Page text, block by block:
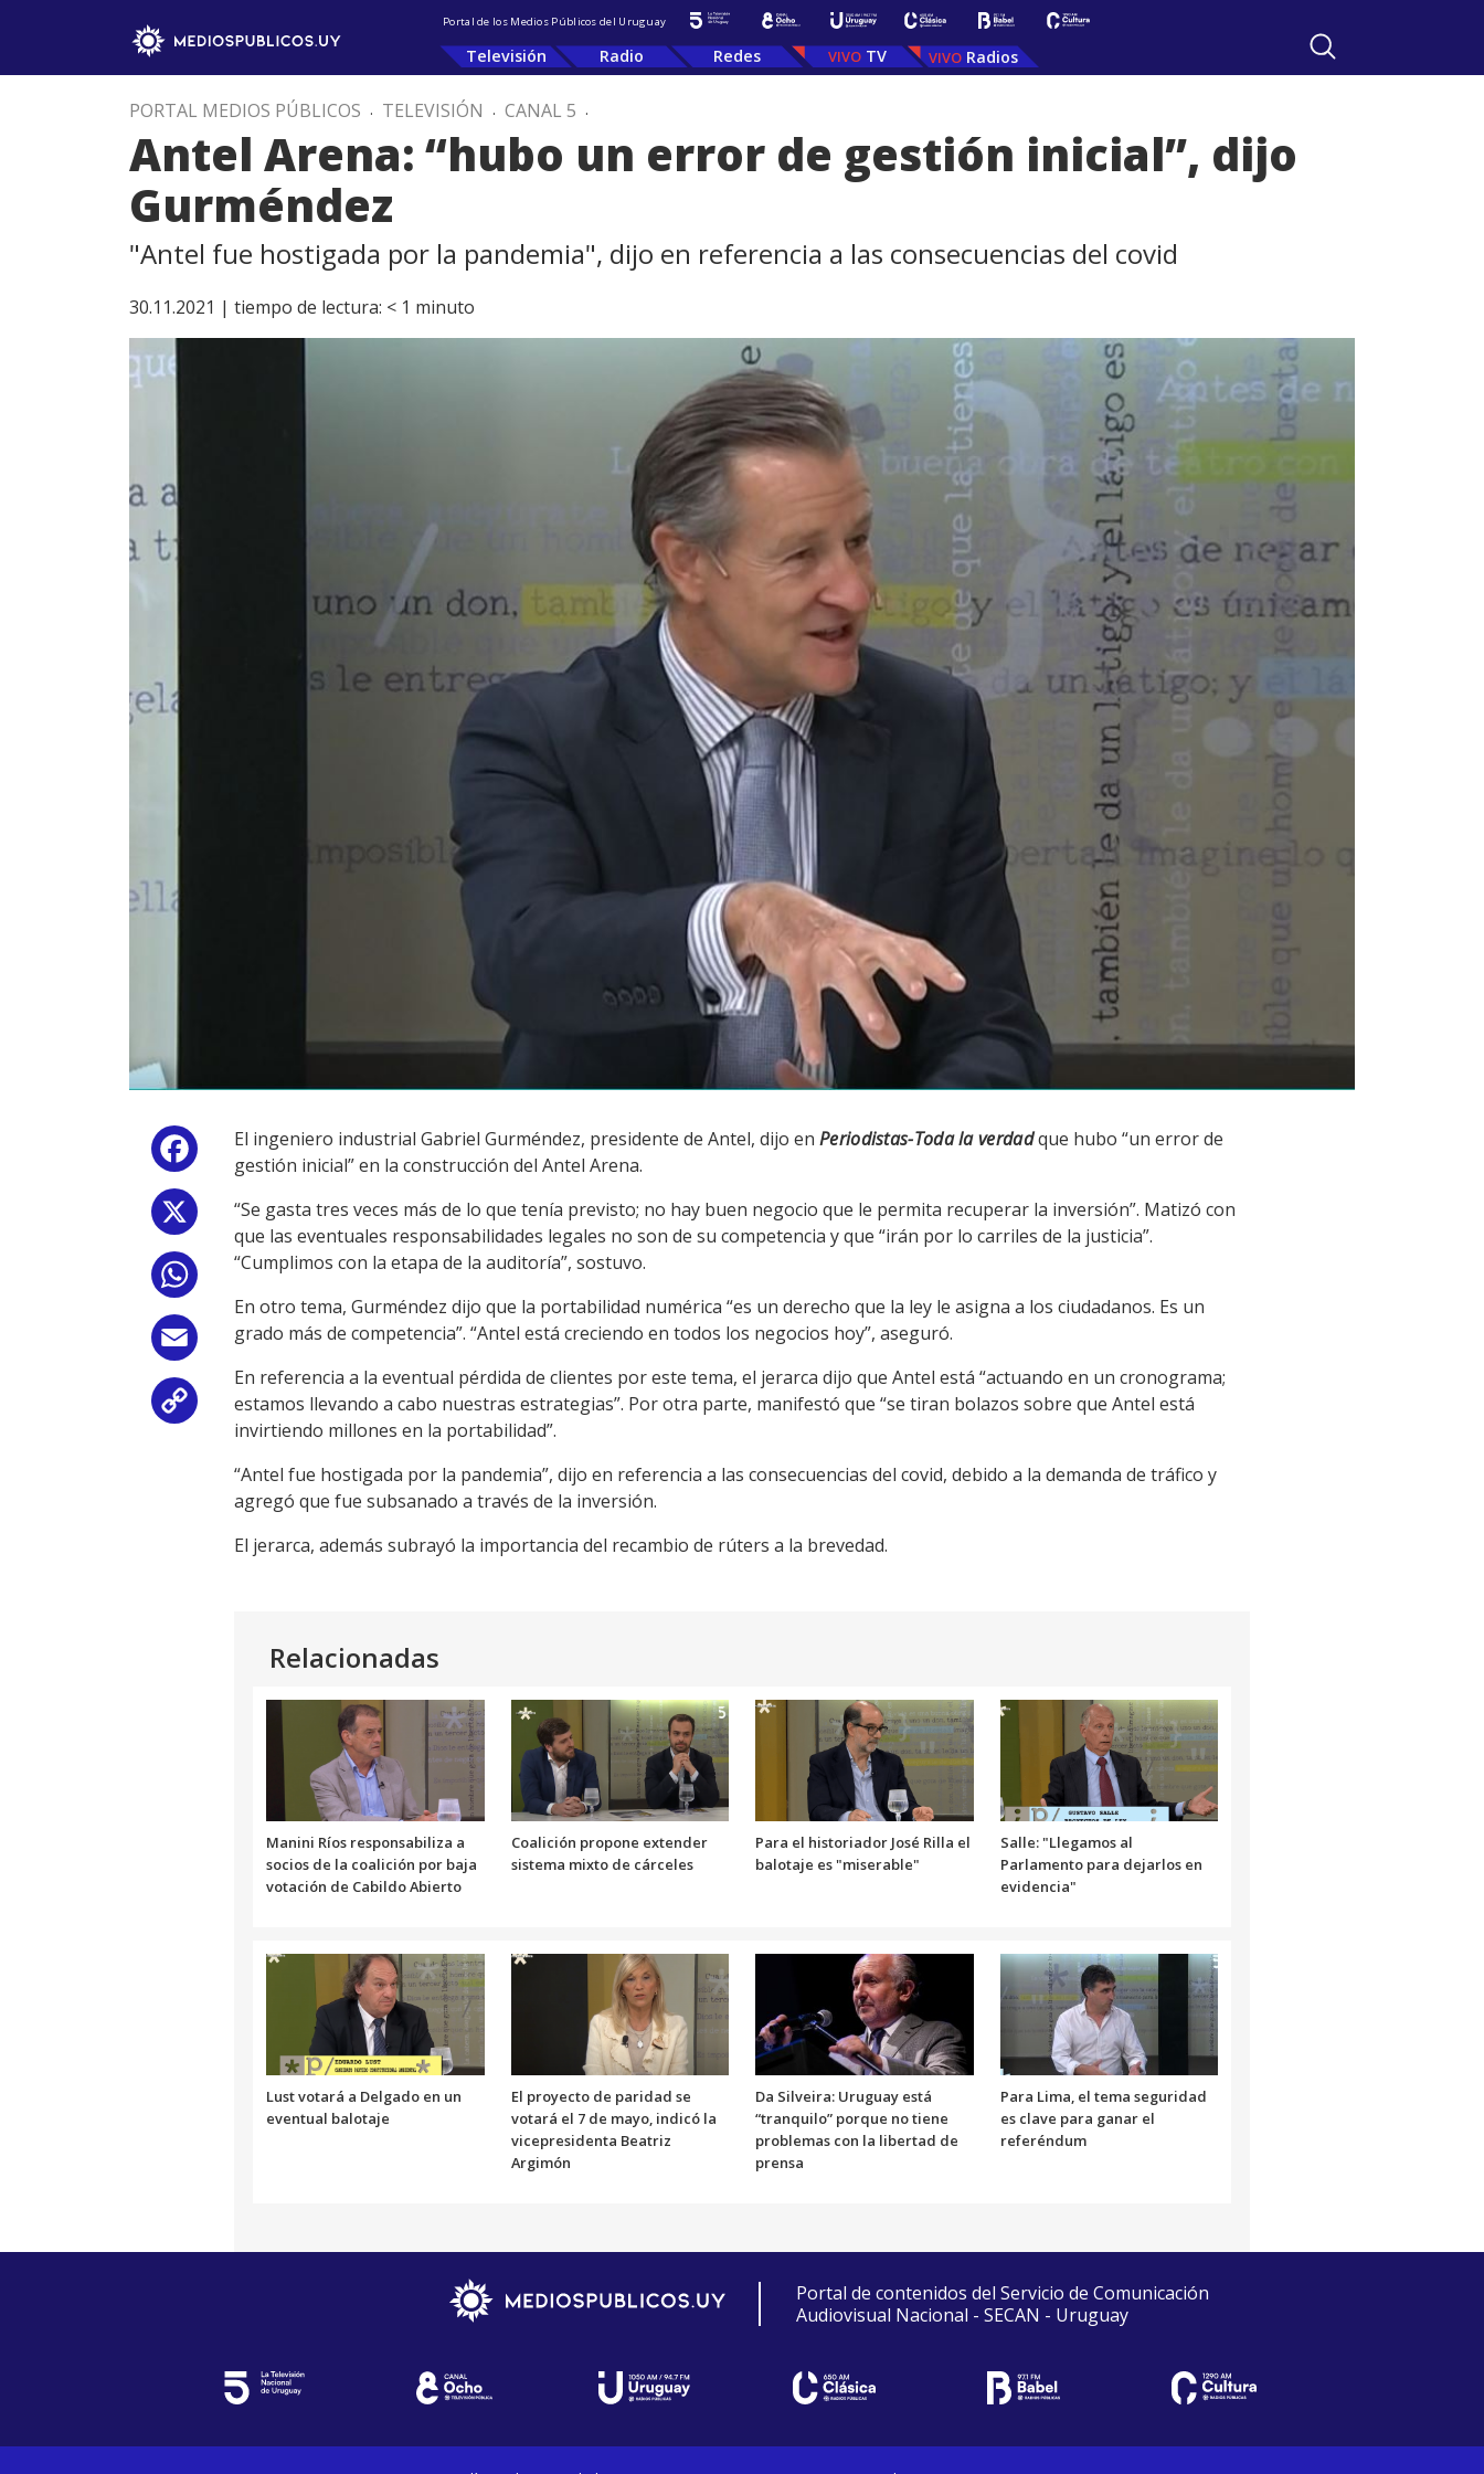
Portal de los Medios Públicos del Uruguay
Televisión Radio Redes TV Radios
PORTAL MEDIOS PÚBLICOS . TELEVISIÓN . CANAL 5 .
Antel Arena: “hubo un error de gestión inicial”, dijo
Gurméndez
"Antel fue hostigada por la pandemia", dijo en referencia a las consecuencias del covid
30.11.2021 | tiempo de lectura: < 1 minuto
Facebook
WhatsApp
Email
Copy
El ingeniero industrial Gabriel Gurméndez, presidente de Antel, dijo en Periodistas-Toda la verdadque hubo “un error de
gestión inicial” en la construcción del Antel Arena.
“Se gasta tres veces más de lo que tenía previsto; no hay buen negocio que le permita recuperar la inversión”. Matizó con
que las eventuales responsabilidades legales no son de su competencia y que “irán por lo carriles de la justicia”.
“Cumplimos con la etapa de la auditoría”, sostuvo.
En otro tema, Gurméndez dijo que la portabilidad numérica “es un derecho que la ley le asigna a los ciudadanos. Es un
grado más de competencia”. “Antel está creciendo en todos los negocios hoy”, aseguró.
En referencia a la eventual pérdida de clientes por este tema, el jerarca dijo que Antel está “actuando en un cronograma;
estamos llevando a cabo nuestras estrategias”. Por otra parte, manifestó que “se tiran bolazos sobre que Antel está
invirtiendo millones en la portabilidad”.
“Antel fue hostigada por la pandemia”, dijo en referencia a las consecuencias del covid, debido a la demanda de tráfico y
agregó que fue subsanado a través de la inversión.
El jerarca, además subrayó la importancia del recambio de rúters a la brevedad.
Relacionadas
Manini Ríos responsabiliza a
socios de la coalición por baja
votación de Cabildo Abierto
Coalición propone extender
sistema mixto de cárceles
Para el historiador José Rilla el
balotaje es "miserable"
Salle: "Llegamos al
Parlamento para dejarlos en
evidencia"
Lust votará a Delgado en un
eventual balotaje
El proyecto de paridad se
votará el 7 de mayo, indicó la
vicepresidenta Beatriz
Argimón
Da Silveira: Uruguay está
“tranquilo” porque no tiene
problemas con la libertad de
prensa
Para Lima, el tema seguridad
es clave para ganar el
referéndum
Portal de contenidos del Servicio de Comunicación
Audiovisual Nacional - SECAN - Uruguay